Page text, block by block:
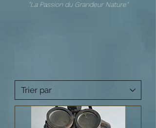
"La Passion du Grandeur Nature"